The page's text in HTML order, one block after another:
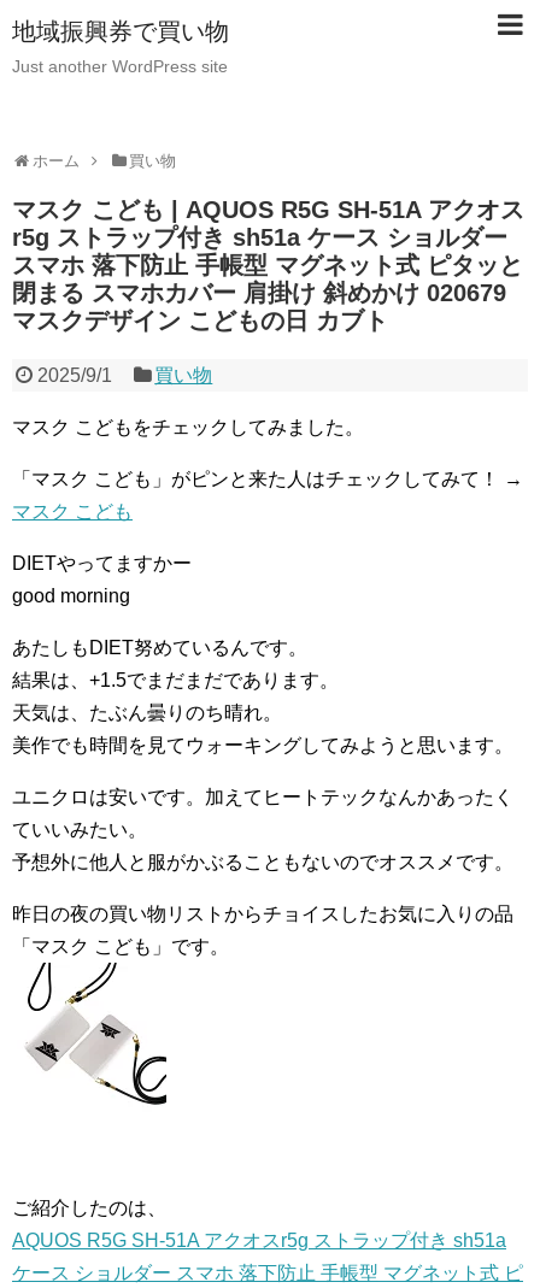
地域振興券で買い物
Just another WordPress site
ホーム 買い物
マスク こども | AQUOS R5G SH-51A アクオス
r5g ストラップ付き sh51a ケース ショルダー
スマホ 落下防止 手帳型 マグネット式 ピタッと
閉まる スマホカバー 肩掛け 斜めかけ 020679
マスクデザイン こどもの日 カブト
2025/9/1 買い物
マスク こどもをチェックしてみました。
「マスク こども」がピンと来た人はチェックしてみて！ →
マスク こども
DIETやってますかー
good morning
あたしもDIET努めているんです。
結果は、+1.5でまだまだであります。
天気は、たぶん曇りのち晴れ。
美作でも時間を見てウォーキングしてみようと思います。
ユニクロは安いです。加えてヒートテックなんかあったく
ていいみたい。
予想外に他人と服がかぶることもないのでオススメです。
昨日の夜の買い物リストからチョイスしたお気に入りの品
「マスク こども」です。
ご紹介したのは、
AQUOS R5G SH-51A アクオスr5g ストラップ付き sh51a
ケース ショルダー スマホ 落下防止 手帳型 マグネット式 ピ